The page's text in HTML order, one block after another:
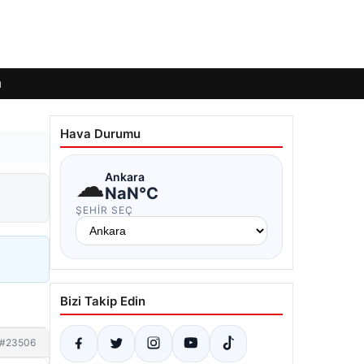
#23506
Hava Durumu
☁Ankara
NaN°C
ŞEHIR SEÇ
Bizi Takip Edin